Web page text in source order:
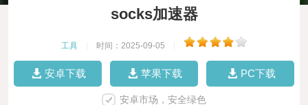
socks加速器
工具 时间：2025-09-05
安卓下载 苹果下载 PC下载
安卓市场，安全绿色